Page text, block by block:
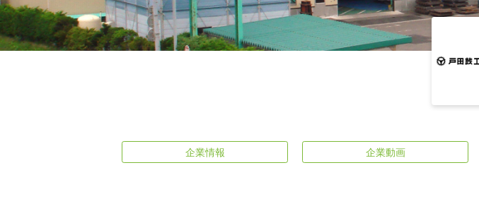
企業情報 企業動画